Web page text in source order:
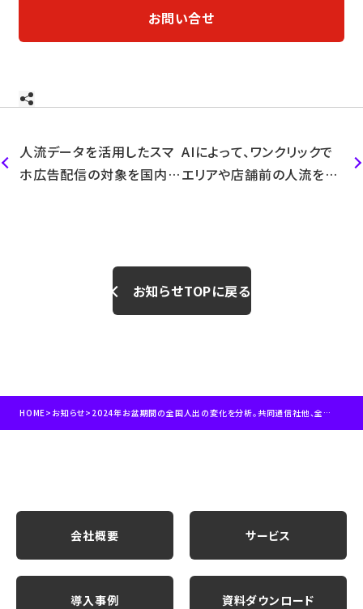
お問い合せ
人流データを活用したスマ
ホ広告配信の対象を国内最
AIによって、ワンクリックで
エリアや店舗前の人流を俯
お知らせTOPに戻る
HOME> お知らせ> 2024年お盆期間の全国人出の変化を分析。共同通信社他、全国地方紙に掲載されました。
会社概要 サービス
導入事例 資料ダウンロード